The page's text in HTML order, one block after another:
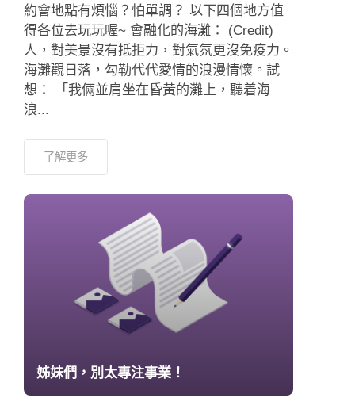
約會地點有煩惱？怕單調？ 以下四個地方值
得各位去玩玩喔~ 會融化的海灘： (Credit)
人，對美景沒有抵拒力，對氣氛更沒免疫力。
海灘觀日落，勾勒代代愛情的浪漫情懷。試
想： 「我倆並肩坐在昏黃的灘上，聽着海
浪...
了解更多
姊妹們，別太專注事業！